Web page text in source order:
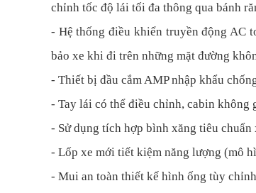
chỉnh tốc độ lái tối đa thông qua bánh
- Hệ thống điều khiển truyền động AC
bảo xe khi đi trên những mặt đường
- Thiết bị đầu cắm AMP nhập khẩu
- Tay lái có thể điều chỉnh, cabin không
- Sử dụng tích hợp bình xăng tiêu
- Lốp xe mới tiết kiệm năng lượng (mô
- Mui an toàn thiết kế hình ống tùy